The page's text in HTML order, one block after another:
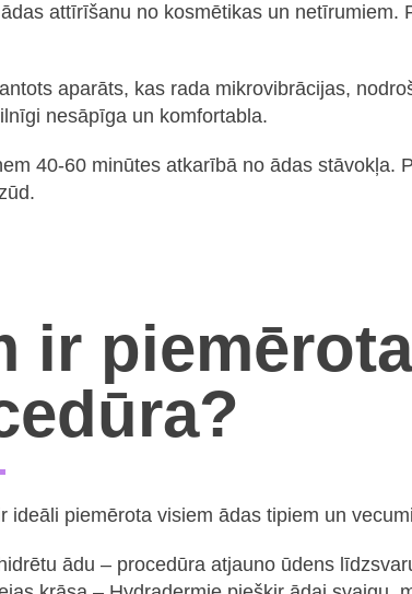
attīrīšanu no kosmētikas un
aparāts, kas rada mikrovibrācijas,
nesāpīga un komfortabla.
40-60 minūtes atkarībā no ādas
ir
ideāli piemērota visiem ādas tipiem un
ādu – procedūra atjauno ūdens